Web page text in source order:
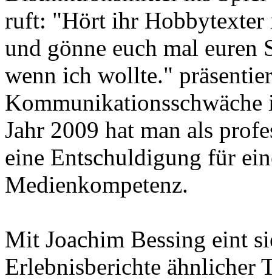
ruft: "Hört ihr Hobbytexter
und gönne euch mal euren
wenn ich wollte."
Jahr 2009 hat man als
eine Entschuldigung für
Medienkompetenz.
Mit Joachim Bessing eint
Erlebnisberichte ähnlicher